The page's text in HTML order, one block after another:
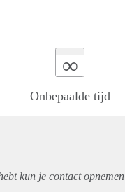
∞
Onbepaalde tijd
kun je contact opnemen